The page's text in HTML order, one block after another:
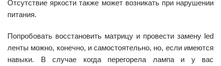
Отсутствие яркости также может возникать при нарушении
питания.
Попробовать восстановить матрицу и провести замену led
ленты можно, конечно, и самостоятельно, но, если имеются
навыки. В случае когда перегорела лампа и у вас